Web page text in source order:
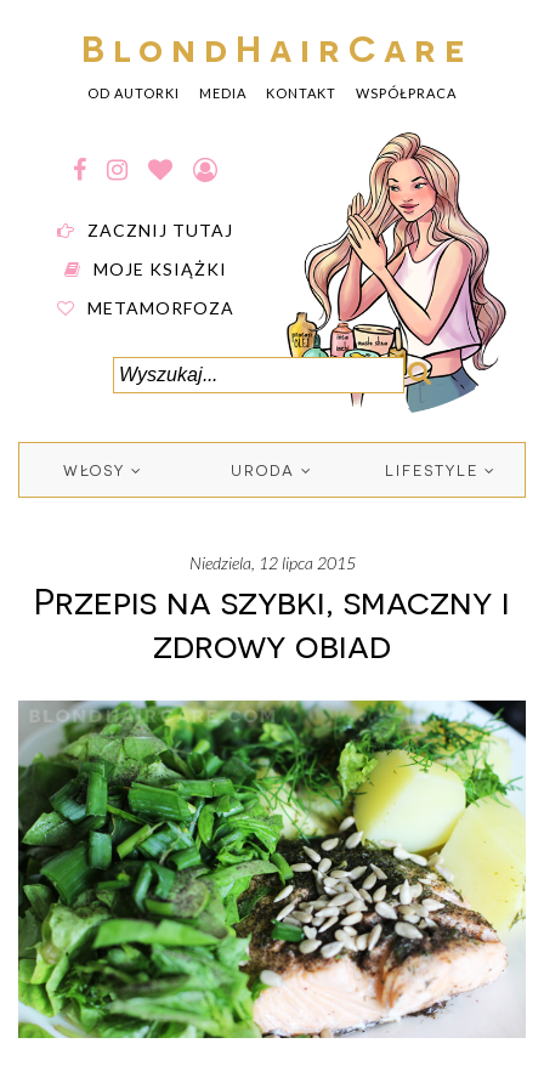
BlondHairCare
OD AUTORKI MEDIA KONTAKT WSPÓŁPRACA
ZACZNIJ TUTAJ
MOJE KSIĄŻKI
METAMORFOZA
WŁOSY URODA LIFESTYLE
niedziela, 12 lipca 2015
Przepis na szybki, smaczny i
zdrowy obiad